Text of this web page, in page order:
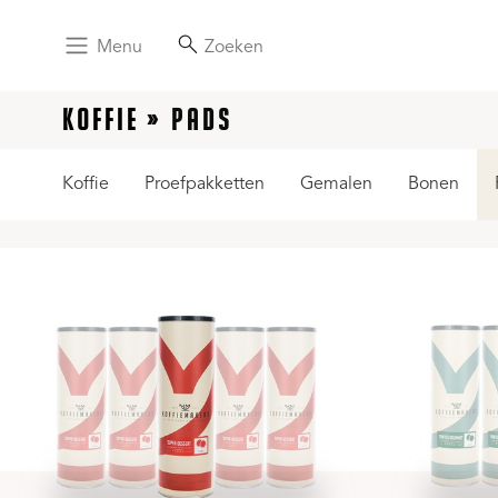
Menu Zoeken
KOFFIE PADS
Koffie Proefpakketten Gemalen Bonen